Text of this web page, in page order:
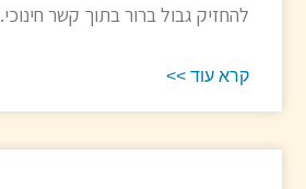
להחזיק גבול ברור בתוך קשר חינוכי.
קרא עוד >>